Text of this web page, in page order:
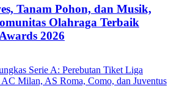
Tanam Pohon, dan Musik,
Olahraga Terbaik
2026
Serie A: Perebutan Tiket Liga
Milan, AS Roma, Como, dan Juventus